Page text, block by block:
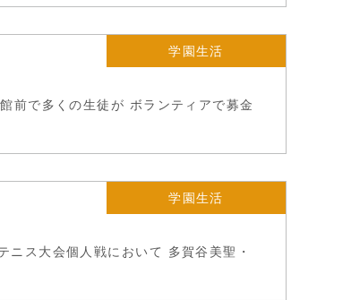
学園生活
前で多くの生徒が ボランティアで募金
学園生活
ス大会個人戦において 多賀谷美聖・